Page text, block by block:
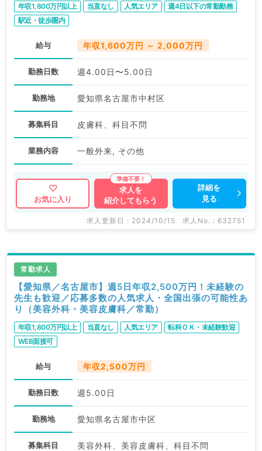
年収1,800万円以上 当直なし 人気エリア
週4日以下の常勤勤務
駅近・徒歩圏内
給与 年収1,600万円 ～ 2,000万円
勤務日数 週4.00日〜5.00日
勤務地 愛知県名古屋市中村区
募集科目 皮膚科、科目不問
業務内容 一般外来, その他
お気に入り
求人を
紹介してもらう
詳細を
見る
求人更新日 : 2024/10/15 求人No. : 632751
常勤求人
【愛知県／名古屋市】週5日年収2,500万円！未経験の
先生も歓迎／応募多数の人気求人・全国出張の可能性あ
り（美容外科・美容皮膚科／常勤）
年収1,800万円以上 当直なし 人気エリア
転科ＯＫ・未経験歓迎
WEB面接可
給与 年収2,500万円
勤務日数 週5.00日
勤務地 愛知県名古屋市中区
募集科目 美容外科、美容皮膚科、科目不問